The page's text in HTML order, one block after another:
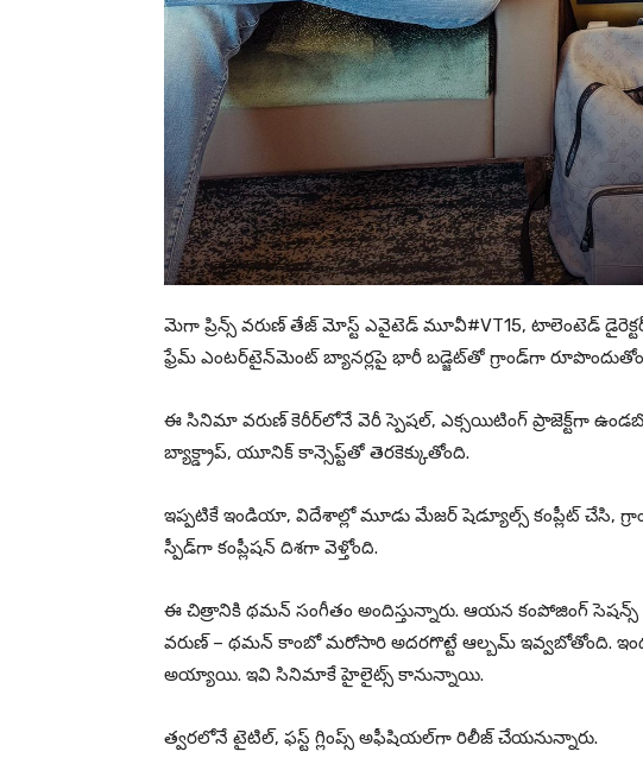
మెగా ప్రిన్స్ వరుణ్ తేజ్ మోస్ట్ ఎవైటెడ్ మూవీ#VT15, టాలెంటెడ్ డైరెక్టర్
ఫ్రేమ్ ఎంటర్‌టైన్‌మెంట్ బ్యానర్లపై భారీ బడ్జెట్‌తో గ్రాండ్‌గా
ఈ సినిమా వరుణ్ కెరీర్‌లోనే వెరీ స్పెషల్, ఎక్సయిటింగ్ ప్రాజెక్ట్‌గా
బ్యాక్డ్రాప్, యూనిక్ కాన్సెప్ట్‌తో తెరకెక్కుతోంది.
ఇప్పటికే ఇండియా, విదేశాల్లో మూడు మేజర్ షెడ్యూల్స్ కంప్లీట్ చేసి,
స్పీడ్‌గా కంప్లీషన్ దిశగా వెళ్తోంది.
ఈ చిత్రానికి థమన్ సంగీతం అందిస్తున్నారు. ఆయన కంపోజింగ్ సెషన్స్
వరుణ్ – థమన్ కాంబో మరోసారి అదరగొట్టే ఆల్బమ్ ఇవ్వబోతోంది.
అయ్యాయి. ఇవి సినిమాకే హైలైట్స్ కానున్నాయి.
త్వరలోనే టైటిల్, ఫస్ట్ గ్లింప్స్ అఫీషియల్‌గా రిలీజ్ చేయనున్నారు.